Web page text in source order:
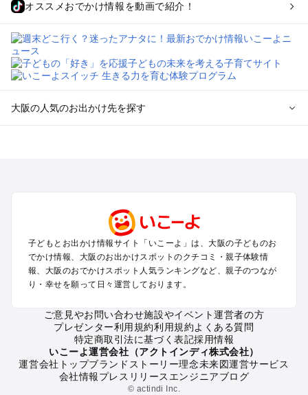
オススメおでかけ情報を動画で紹介！
大阪の人気のお出かけ先を探す
梅田・キタ・淀屋橋・本町・福島のプールお出かけ
東大阪・八尾・寝屋川・守口・門真のプールお出かけ
大阪ベイエリア（USJ・南港）のプールお出かけ
なんば・心斎橋・道頓堀・四ツ橋・ミナミのプールお出かけ
天王寺・阿倍野・上本町・長居のプールお出かけ
新大阪・江坂・十三のプールお出かけ
大阪の定番お出かけスポット
大阪の遊園地
大阪の動物園
子どもとお出かけ情報サイト「いこーよ」は、大阪の子どものお
でかけ情報、大阪のお出かけスポットのクチコミ・親子体験情
報、大阪のおでかけスポット人気ランキングなど、親子のつなが
り・幸せを願って日々運営しております。
ご意見やお問い合わせ施設やイベント運営者の方
プレゼンター利用規約利用規約よくある質問
特定商取引法に基づく表記採用情報
いこーよ運営会社（アクトインディ株式会社）
運営会社トップブランドストーリー理念未来図運営サービス
会社情報プレスリリース エンジニアブログ
© actindi Inc.